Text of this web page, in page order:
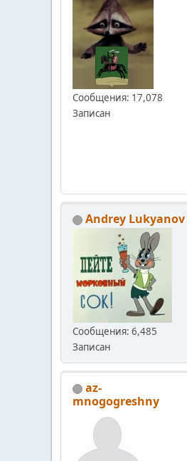
Сообщения: 17,078
Записан
Andrey Lukyanov
Сообщения: 6,485
Записан
az-
mnogogreshny